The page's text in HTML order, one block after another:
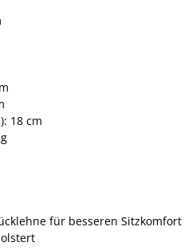
18 cm
für besseren Sitzkomfort